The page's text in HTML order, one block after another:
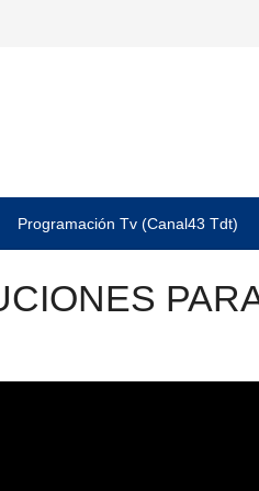
Programación Tv (Canal43 Tdt)